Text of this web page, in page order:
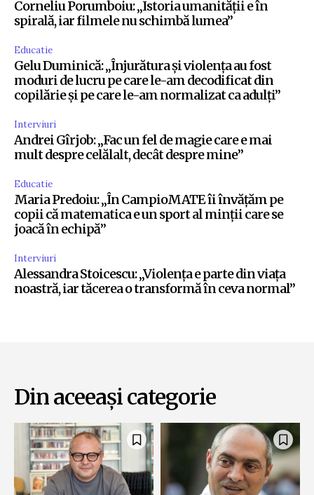
Corneliu Porumboiu: „Istoria umanității e în
spirală, iar filmele nu schimbă lumea”
Educatie
Gelu Duminică: „Înjurătura și violența au fost
moduri de lucru pe care le-am decodificat din
copilărie și pe care le-am normalizat ca adulți”
Interviuri
Andrei Gîrjob: „Fac un fel de magie care e mai
mult despre celălalt, decât despre mine”
Educatie
Maria Predoiu: „În CampioMATE îi învățăm pe
copii că matematica e un sport al minții care se
joacă în echipă”
Interviuri
Alessandra Stoicescu: „Violența e parte din viața
noastră, iar tăcerea o transformă în ceva normal”
Din aceeași categorie